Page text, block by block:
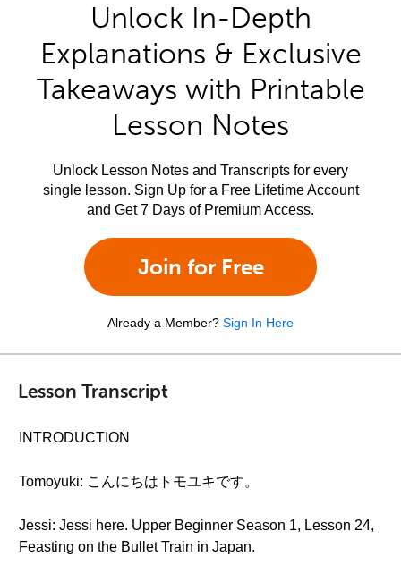
Unlock In-Depth
Explanations & Exclusive
Takeaways with Printable
Lesson Notes
Unlock Lesson Notes and Transcripts for every
single lesson. Sign Up for a Free Lifetime Account
and Get 7 Days of Premium Access.
Join for Free
Already a Member? Sign In Here
Lesson Transcript
INTRODUCTION
Tomoyuki: こんにちはトモユキです。
Jessi: Jessi here. Upper Beginner Season 1, Lesson 24,
Feasting on the Bullet Train in Japan.